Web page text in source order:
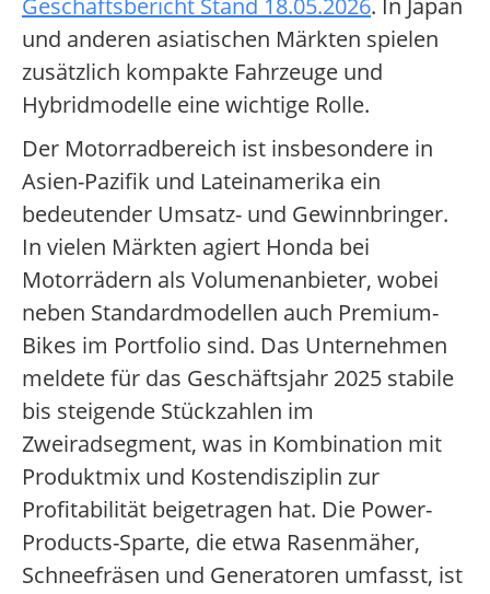
Geschäftsbericht Stand 18.05.2026. In Japan
und anderen asiatischen Märkten spielen
zusätzlich kompakte Fahrzeuge und
Hybridmodelle eine wichtige Rolle.
Der Motorradbereich ist insbesondere in
Asien-Pazifik und Lateinamerika ein
bedeutender Umsatz- und Gewinnbringer.
In vielen Märkten agiert Honda bei
Motorrädern als Volumenanbieter, wobei
neben Standardmodellen auch Premium-
Bikes im Portfolio sind. Das Unternehmen
meldete für das Geschäftsjahr 2025 stabile
bis steigende Stückzahlen im
Zweiradsegment, was in Kombination mit
Produktmix und Kostendisziplin zur
Profitabilität beigetragen hat. Die Power-
Products-Sparte, die etwa Rasenmäher,
Schneefräsen und Generatoren umfasst, ist